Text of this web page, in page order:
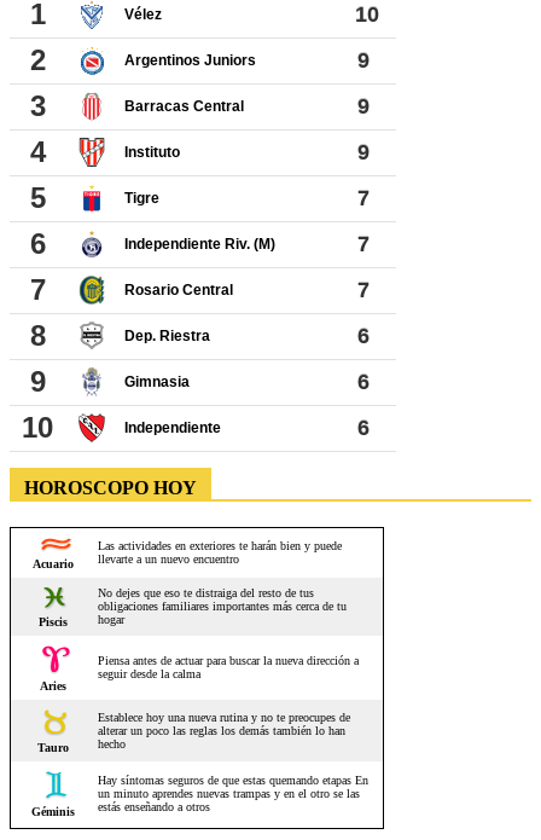
El Sol de Calingasta es el medio digital más visitado del
departamento. Informamos con mirada local, estética cuidada y
contenido multimedia que refleja la vida de nuestra comunidad.
Apostamos a una comunicación clara, visual y cercana, conectando
a Calingasta con su gente, todos los días.
SÍGUENOS
INICIO
CONTACTO
© COPYRIGHT 2012 - 2026 - EL SOL DE CALINGASTA | PROPIEDAD DE LUCIA
SABRINA TORO GOMEZ